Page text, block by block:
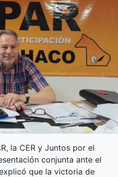
la CER y Juntos por el
conjunta ante el
que la victoria de